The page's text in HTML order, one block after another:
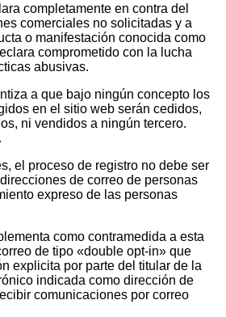
completamente en contra del
comerciales no solicitadas y a
o manifestación conocida como
comprometido con la lucha
abusivas.
a que bajo ningún concepto los
en el sitio web serán cedidos,
ni vendidos a ningún tercero.
el proceso de registro no debe ser
de correo de personas
expreso de las personas
como contramedida a esta
de tipo «double opt-in» que
explicita por parte del titular de la
indicada como dirección de
comunicaciones por correo